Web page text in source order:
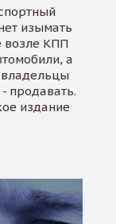
изымать
возле КПП
а
владельцы
продавать.
издание